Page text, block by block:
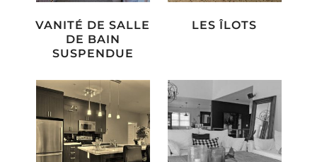
VANITÉ DE SALLE
DE BAIN
SUSPENDUE
LES ÎLOTS